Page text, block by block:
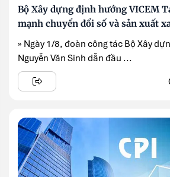
Bộ Xây dựng định hướng VICEM
mạnh chuyển đổi số và sản xuất
» Ngày 1/8, đoàn công tác Bộ Xây
Nguyễn Văn Sinh dẫn đầu ...